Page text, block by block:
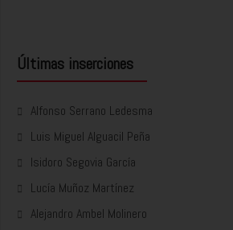
Últimas inserciones
Alfonso Serrano Ledesma
Luis Miguel Alguacil Peña
Isidoro Segovia García
Lucía Muñoz Martínez
Alejandro Ambel Molinero